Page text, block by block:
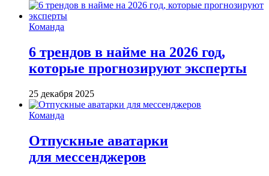
Команда
6 трендов в найме на 2026 год,
которые прогнозируют эксперты
25 декабря 2025
Команда
Отпускные аватарки
для мессенджеров